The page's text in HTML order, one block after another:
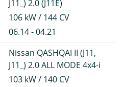
J11_) 2.0 (J11E)
106 kW / 144 CV
06.14 - 04.21
Nissan QASHQAI II (J11,
J11_) 2.0 ALL MODE 4x4-i
103 kW / 140 CV